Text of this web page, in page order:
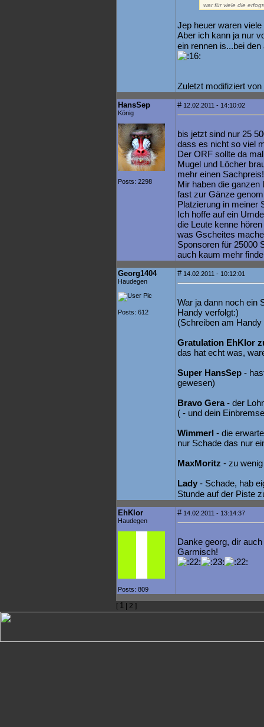
war für viele die
Jep heuer waren
Aber ich kann ja nur
ein rennen is...bei
Zuletzt modifiziert
HansSep
König
Posts: 2298
#12.02.2011 - 14:10:02
bis jetzt sind nur 25
dass es nicht so viel
Der ORF sollte da
Mugel und Löcher
mehr einen Sachpreis!
Mir haben die ganzen
fast zur Gänze
Platzierung in meiner
Ich hoffe auf ein
die Leute kenne
was Gscheites
Sponsoren für 25000
auch kaum mehr
Georg1404
Haudegen
Posts: 612
#14.02.2011 - 10:12:01
War ja dann noch ein
Handy verfolgt:)
(Schreiben am
Gratulation EhKlor
das hat echt was,
Super HansSep-
gewesen)
Bravo Gera- der
( - und dein
Wimmerl - die
nur Schade das nur
MaxMoritz - zu
Lady- Schade, hab
Stunde auf der Piste
EhKlor
Haudegen
Posts: 809
#14.02.2011 - 13:14:37
Danke georg, dir
Garmisch!
[ 1| 2 ]